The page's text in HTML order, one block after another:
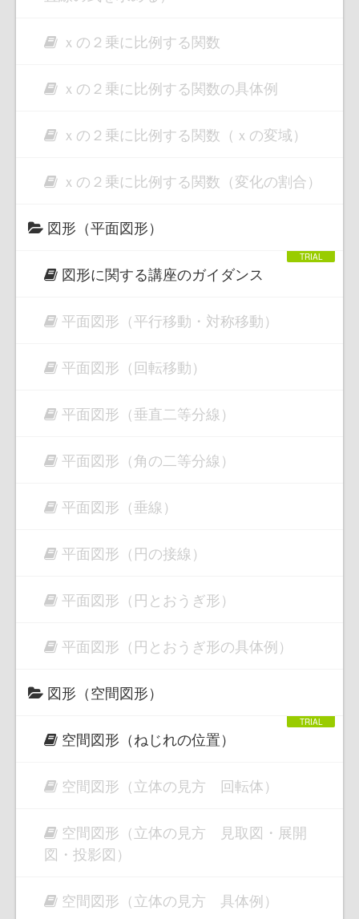
ｘの２乗に比例する関数
ｘの２乗に比例する関数の具体例
ｘの２乗に比例する関数（ｘの変域）
ｘの２乗に比例する関数（変化の割合）
図形（平面図形）
図形に関する講座のガイダンス
平面図形（平行移動・対称移動）
平面図形（回転移動）
平面図形（垂直二等分線）
平面図形（角の二等分線）
平面図形（垂線）
平面図形（円の接線）
平面図形（円とおうぎ形）
平面図形（円とおうぎ形の具体例）
図形（空間図形）
空間図形（ねじれの位置）
空間図形（立体の見方 回転体）
空間図形（立体の見方 見取図・展開
図・投影図）
空間図形（立体の見方 具体例）